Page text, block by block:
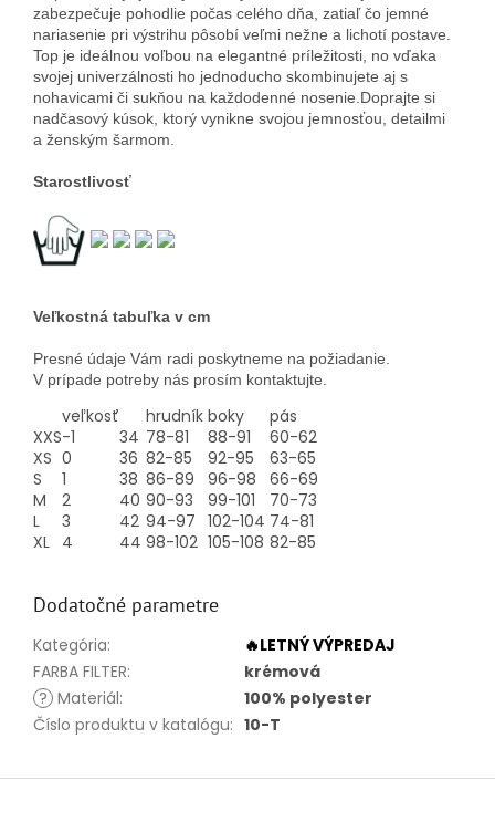
zabezpečuje pohodlie počas celého dňa, zatiaľ čo jemné
nariasenie pri výstrihu pôsobí veľmi nežne a lichotí postave.
Top je ideálnou voľbou na elegantné príležitosti, no vďaka
svojej univerzálnosti ho jednoducho skombinujete aj s
nohavicami či sukňou na každodenné nosenie. Doprajte si
nadčasový kúsok, ktorý vynikne svojou jemnosťou, detailmi
a ženským šarmom.
Starostlivosť
Veľkostná tabuľka v cm
Presné údaje Vám radi poskytneme na požiadanie.
V prípade potreby nás prosím kontaktujte.
veľkosť hrudník boky
pás
XXS-1 34 78-81 88-91
60-62
XS 0 36 82-85 92-95
63-65
S
1 38 86-89 96-98
66-69
M
2 40 90-93 99-101
70-73
L
3 42 94-97 102-104 74-81
XL 4 44 98-102 105-108 82-85
Dodatočné parametre
Kategória:
🔥LETNÝ VÝPREDAJ
FARBA FILTER:
krémová
? Materiál:
100% polyester
Číslo produktu v katalógu: 10-T
Z